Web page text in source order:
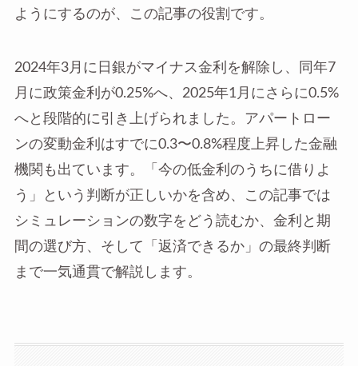
ようにするのが、この記事の役割です。
2024年3月に日銀がマイナス金利を解除し、同年7
月に政策金利が0.25%へ、2025年1月にさらに0.5%
へと段階的に引き上げられました。アパートロー
ンの変動金利はすでに0.3〜0.8%程度上昇した金融
機関も出ています。「今の低金利のうちに借りよ
う」という判断が正しいかを含め、この記事では
シミュレーションの数字をどう読むか、金利と期
間の選び方、そして「返済できるか」の最終判断
まで一気通貫で解説します。